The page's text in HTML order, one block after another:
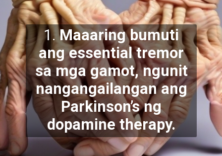
1.Maaaring bumuti
ang essential tremor
sa mga gamot, ngunit
nangangailangan ang
Parkinson’s ng
dopamine therapy.